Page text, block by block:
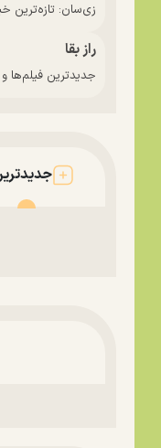
زی‌سان: تازه‌ترین
راز بقا
جدیدترین فیلم‌ها